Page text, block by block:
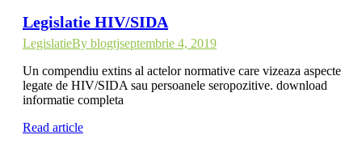
Legislatie HIV/SIDA
LegislatieBy blogtjseptembrie 4, 2019
Un compendiu extins al actelor normative care vizeaza aspecte
legate de HIV/SIDA sau persoanele seropozitive. download
informatie completa
Read article